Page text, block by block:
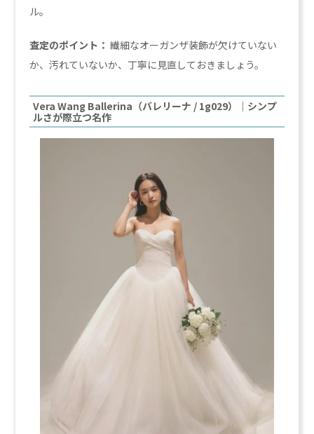
ル。
査定のポイント： 繊細なオーガンザ装飾が欠けていない
か、汚れていないか、丁寧に見直しておきましょう。
Vera Wang Ballerina（バレリーナ / 1g029）｜シンプ
ルさが際立つ名作